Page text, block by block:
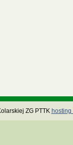
ZG PTTK hosting